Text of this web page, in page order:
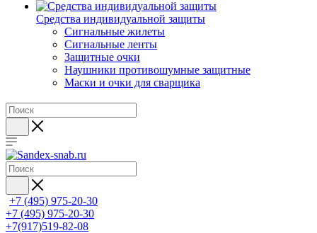
Средства индивидуальной защиты
Сигнальные жилеты
Сигнальные ленты
Защитные очки
Наушники противошумные защитные
Маски и очки для сварщика
+7 (495) 975-20-30
+7 (495) 975-20-30
+7(917)519-82-08